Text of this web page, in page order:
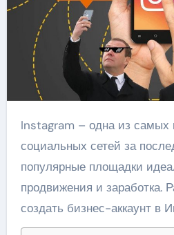
Instagram – одна из самых популярных
социальных сетей за
популярные площадки
продвижения и заработка.
создать бизнес-аккаунт в